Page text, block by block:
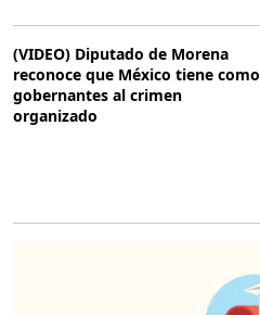
(VIDEO) Diputado de Morena
reconoce que México tiene como
gobernantes al crimen
organizado